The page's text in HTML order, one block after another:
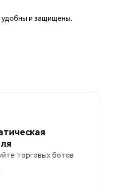
удобны и защищены.
торговых ботов